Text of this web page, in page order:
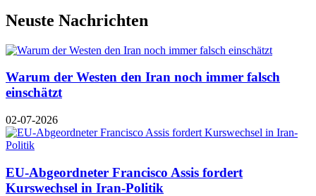
Neuste Nachrichten
Warum der Westen den Iran noch immer falsch
einschätzt
02-07-2026
EU-Abgeordneter Francisco Assis fordert
Kurswechsel in Iran-Politik